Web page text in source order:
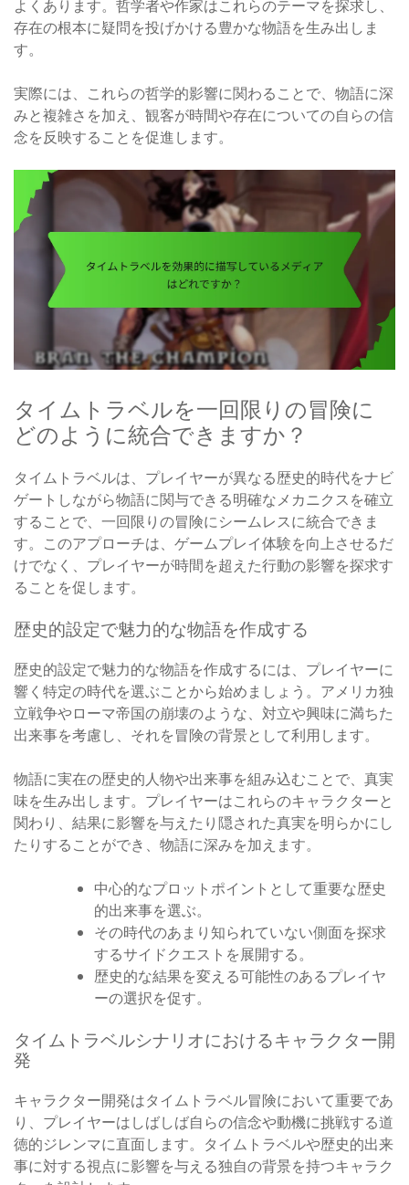
よくあります。哲学者や作家はこれらのテーマを探求し、
存在の根本に疑問を投げかける豊かな物語を生み出しま
す。
実際には、これらの哲学的影響に関わることで、物語に深
みと複雑さを加え、観客が時間や存在についての自らの信
念を反映することを促進します。
タイムトラベルを一回限りの冒険に
どのように統合できますか？
タイムトラベルは、プレイヤーが異なる歴史的時代をナビ
ゲートしながら物語に関与できる明確なメカニクスを確立
することで、一回限りの冒険にシームレスに統合できま
す。このアプローチは、ゲームプレイ体験を向上させるだ
けでなく、プレイヤーが時間を超えた行動の影響を探求す
ることを促します。
歴史的設定で魅力的な物語を作成する
歴史的設定で魅力的な物語を作成するには、プレイヤーに
響く特定の時代を選ぶことから始めましょう。アメリカ独
立戦争やローマ帝国の崩壊のような、対立や興味に満ちた
出来事を考慮し、それを冒険の背景として利用します。
物語に実在の歴史的人物や出来事を組み込むことで、真実
味を生み出します。プレイヤーはこれらのキャラクターと
関わり、結果に影響を与えたり隠された真実を明らかにし
たりすることができ、物語に深みを加えます。
中心的なプロットポイントとして重要な歴史
的出来事を選ぶ。
その時代のあまり知られていない側面を探求
するサイドクエストを展開する。
歴史的な結果を変える可能性のあるプレイヤ
ーの選択を促す。
タイムトラベルシナリオにおけるキャラクター開
発
キャラクター開発はタイムトラベル冒険において重要であ
り、プレイヤーはしばしば自らの信念や動機に挑戦する道
徳的ジレンマに直面します。タイムトラベルや歴史的出来
事に対する視点に影響を与える独自の背景を持つキャラク